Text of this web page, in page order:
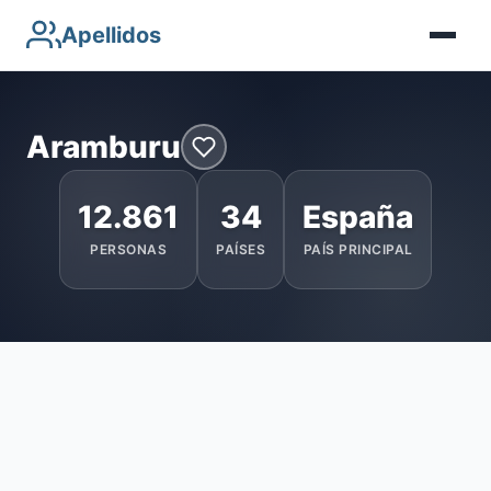
Apellidos
Aramburu
12.861
PERSONAS
34
PAÍSES
España
PAÍS PRINCIPAL